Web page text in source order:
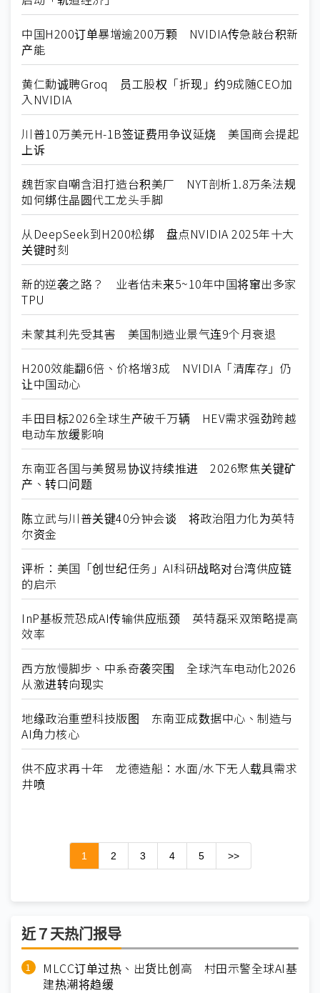
中国H200订单暴增逾200万颗 NVIDIA传急敲台积新
产能
黄仁勳诚聘Groq 员工股权「折现」约9成随CEO加
入NVIDIA
川普10万美元H-1B签证费用争议延烧 美国商会提起
上诉
魏哲家自嘲含泪打造台积美厂 NYT剖析1.8万条法规
如何绑住晶圆代工龙头手脚
从DeepSeek到H200松绑 盘点NVIDIA 2025年十大
关键时刻
新的逆袭之路？ 业者估未来5~10年中国将窜出多家
TPU
未蒙其利先受其害 美国制造业景气连9个月衰退
H200效能翻6倍、价格增3成 NVIDIA「清库存」仍
让中国动心
丰田目标2026全球生产破千万辆 HEV需求强劲跨越
电动车放缓影响
东南亚各国与美贸易协议持续推进 2026聚焦关键矿
产、转口问题
陈立武与川普关键40分钟会谈 将政治阻力化为英特
尔资金
评析：美国「创世纪任务」AI科研战略对台湾供应链
的启示
InP基板荒恐成AI传输供应瓶颈 英特磊采双策略提高
效率
西方放慢脚步、中系奇袭突围 全球汽车电动化2026
从激进转向现实
地缘政治重塑科技版图 东南亚成数据中心、制造与
AI角力核心
供不应求再十年 龙德造船：水面/水下无人载具需求
井喷
1 2 3 4 5 >>
近７天热门报导
MLCC订单过热、出货比创高 村田示警全球AI基
建热潮将趋缓